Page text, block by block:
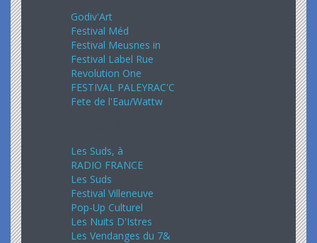
Godiv'Art
Festival Méd
Festival Meusnes in
Festival Label Rue
Revolution One
FESTIVAL PALEYRAC'C
Fete de l'Eau/Wattw
Les Suds, à
RADIO FRANCE
Les Suds
Festival Villeneuve
Pop-Up Culturel
Les Nuits D'Istres
Les Vendanges du 7&